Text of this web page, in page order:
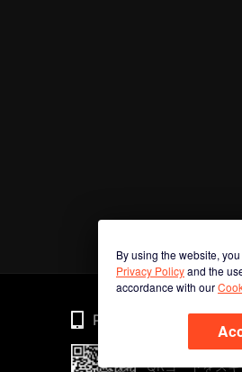
By using the website,
Privacy Policyand the
accordance with our
Phone
QRコードをス